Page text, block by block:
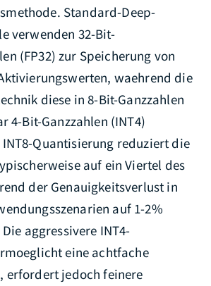
Standard-Deep-
verwenden 32-Bit-
(FP32) zur Speicherung von
waehrend die
diese in 8-Bit-Ganzzahlen
4-Bit-Ganzzahlen (INT4)
Quantisierung reduziert die
auf ein Viertel des
der Genauigkeitsverlust in
auf 1-2%
aggressivere INT4-
eine achtfache
erfordert jedoch feinere